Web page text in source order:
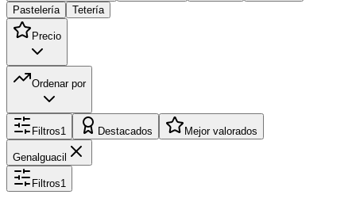
Pastelería
Tetería
Precio
Ordenar por
Filtros1 Destacados Mejor valorados
Genalguacil
Filtros1